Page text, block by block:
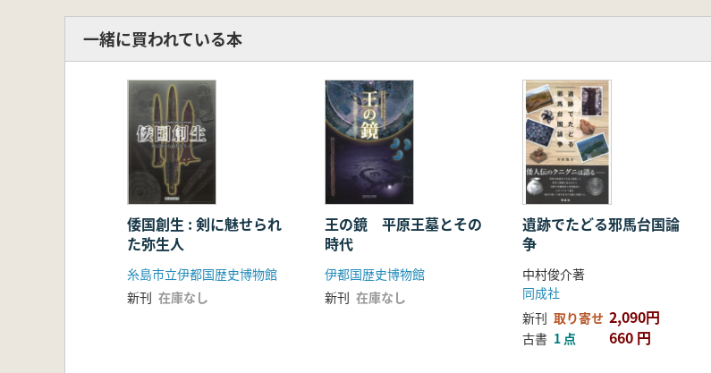
一緒に買われている本
倭国創生 : 剣に魅せられ
た弥生人
糸島市立伊都国歴史博物館
新刊 在庫なし
王の鏡 平原王墓とその
時代
伊都国歴史博物館
新刊 在庫なし
遺跡でたどる邪馬台国論
争
中村俊介著
同成社
新刊 取り寄せ 2,090円
古書 1 点 660 円